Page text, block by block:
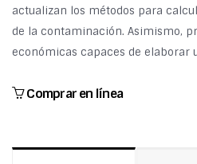
actualizan los métodos para
de la contaminación. Asimismo,
económicas capaces de elaborar
Comprar en línea